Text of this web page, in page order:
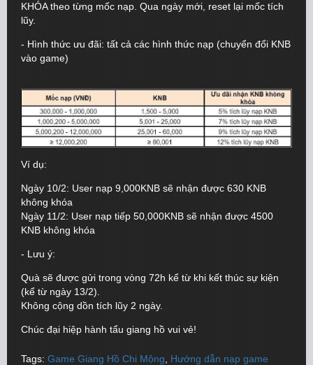
KHÓA theo từng mốc nạp. Qua ngày mới, reset lại mốc tích
lũy.
- Hình thức ưu đãi: tất cả các hình thức nạp (chuyển đổi KNB
vào game)
Ví dụ:
Ngày 10/2: User nạp 9,000KNB sẽ nhận được 630 KNB
không khóa
Ngày 11/2: User nạp tiếp 50,000KNB sẽ nhận được 4500
KNB không khóa
- Lưu ý:
Quà sẽ được gửi trong vòng 72h kể từ khi kết thúc sự kiện
(kể từ ngày 13/2).
Không cộng dồn tích lũy 2 ngày.
Chúc đại hiệp hành tẩu giang hồ vui vẻ!
Tags: Game Giang Hồ Chi Mộng
Hướng dẫn nạp game